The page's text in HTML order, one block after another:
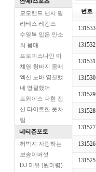
모모랜드 낸시 필
라테스 레깅스
수영복 입은 안소
희 몸매
프로미스나인 이
채영 청바지 몸매
엑신 노바 영끌했
네 영끌했어
트와이스 다현 전
신 타이트한 옷차
림
네티즌포토
허벅지 자랑하는
보송이버섯
DJ 미유 (원미령)
번호
131533
131532
131531
131530
131529
131528
131527
131526
131525